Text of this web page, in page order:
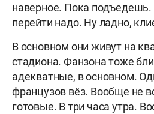
наверное. Пока подъедешь.
перейти надо. Ну ладно,
В основном они живут на
стадиона. Фанзона тоже
адекватные, в основном.
французов вёз. Вообще не
готовые. В три часа утра.